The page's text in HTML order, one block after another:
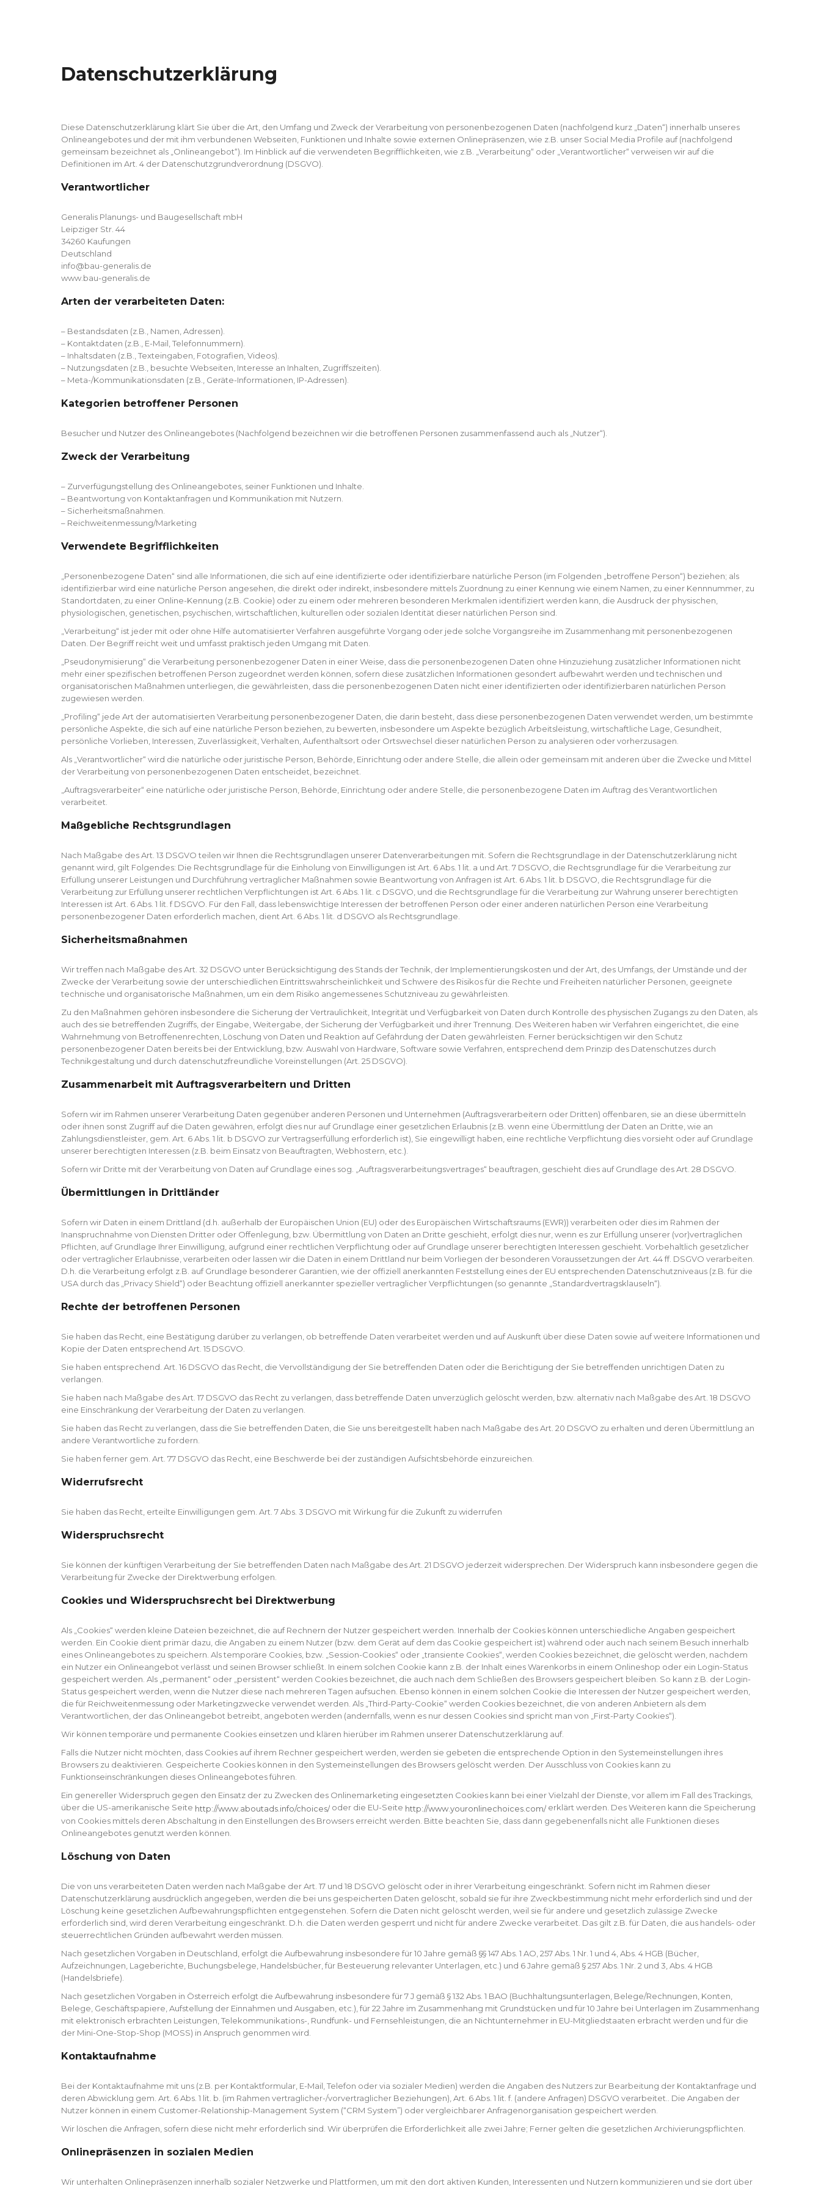
Datenschutzerklärung
Diese Datenschutzerklärung klärt Sie über die Art, den Umfang und Zweck der Verarbeitung von personenbezogenen Daten (nachfolgend kurz „Daten“) innerhalb unseres
Onlineangebotes und der mit ihm verbundenen Webseiten, Funktionen und Inhalte sowie externen Onlinepräsenzen, wie z.B. unser Social Media Profile auf (nachfolgend
gemeinsam bezeichnet als „Onlineangebot“). Im Hinblick auf die verwendeten Begrifflichkeiten, wie z.B. „Verarbeitung“ oder „Verantwortlicher“ verweisen wir auf die
Definitionen im Art. 4 der Datenschutzgrundverordnung (DSGVO).
Verantwortlicher
Generalis Planungs- und Baugesellschaft mbH
Leipziger Str. 44
34260 Kaufungen
Deutschland
info@bau-generalis.de
www.bau-generalis.de
Arten der verarbeiteten Daten:
– Bestandsdaten (z.B., Namen, Adressen).
– Kontaktdaten (z.B., E-Mail, Telefonnummern).
– Inhaltsdaten (z.B., Texteingaben, Fotografien, Videos).
– Nutzungsdaten (z.B., besuchte Webseiten, Interesse an Inhalten, Zugriffszeiten).
– Meta-/Kommunikationsdaten (z.B., Geräte-Informationen, IP-Adressen).
Kategorien betroffener Personen
Besucher und Nutzer des Onlineangebotes (Nachfolgend bezeichnen wir die betroffenen Personen zusammenfassend auch als „Nutzer“).
Zweck der Verarbeitung
– Zurverfügungstellung des Onlineangebotes, seiner Funktionen und Inhalte.
– Beantwortung von Kontaktanfragen und Kommunikation mit Nutzern.
– Sicherheitsmaßnahmen.
– Reichweitenmessung/Marketing
Verwendete Begrifflichkeiten
„Personenbezogene Daten“ sind alle Informationen, die sich auf eine identifizierte oder identifizierbare natürliche Person (im Folgenden „betroffene Person“) beziehen; als
identifizierbar wird eine natürliche Person angesehen, die direkt oder indirekt, insbesondere mittels Zuordnung zu einer Kennung wie einem Namen, zu einer Kennnummer, zu
Standortdaten, zu einer Online-Kennung (z.B. Cookie) oder zu einem oder mehreren besonderen Merkmalen identifiziert werden kann, die Ausdruck der physischen,
physiologischen, genetischen, psychischen, wirtschaftlichen, kulturellen oder sozialen Identität dieser natürlichen Person sind.
„Verarbeitung“ ist jeder mit oder ohne Hilfe automatisierter Verfahren ausgeführte Vorgang oder jede solche Vorgangsreihe im Zusammenhang mit personenbezogenen
Daten. Der Begriff reicht weit und umfasst praktisch jeden Umgang mit Daten.
„Pseudonymisierung“ die Verarbeitung personenbezogener Daten in einer Weise, dass die personenbezogenen Daten ohne Hinzuziehung zusätzlicher Informationen nicht
mehr einer spezifischen betroffenen Person zugeordnet werden können, sofern diese zusätzlichen Informationen gesondert aufbewahrt werden und technischen und
organisatorischen Maßnahmen unterliegen, die gewährleisten, dass die personenbezogenen Daten nicht einer identifizierten oder identifizierbaren natürlichen Person
zugewiesen werden.
„Profiling“ jede Art der automatisierten Verarbeitung personenbezogener Daten, die darin besteht, dass diese personenbezogenen Daten verwendet werden, um bestimmte
persönliche Aspekte, die sich auf eine natürliche Person beziehen, zu bewerten, insbesondere um Aspekte bezüglich Arbeitsleistung, wirtschaftliche Lage, Gesundheit,
persönliche Vorlieben, Interessen, Zuverlässigkeit, Verhalten, Aufenthaltsort oder Ortswechsel dieser natürlichen Person zu analysieren oder vorherzusagen.
Als „Verantwortlicher“ wird die natürliche oder juristische Person, Behörde, Einrichtung oder andere Stelle, die allein oder gemeinsam mit anderen über die Zwecke und Mittel
der Verarbeitung von personenbezogenen Daten entscheidet, bezeichnet.
„Auftragsverarbeiter“ eine natürliche oder juristische Person, Behörde, Einrichtung oder andere Stelle, die personenbezogene Daten im Auftrag des Verantwortlichen
verarbeitet.
Maßgebliche Rechtsgrundlagen
Nach Maßgabe des Art. 13 DSGVO teilen wir Ihnen die Rechtsgrundlagen unserer Datenverarbeitungen mit. Sofern die Rechtsgrundlage in der Datenschutzerklärung nicht
genannt wird, gilt Folgendes: Die Rechtsgrundlage für die Einholung von Einwilligungen ist Art. 6 Abs. 1 lit. a und Art. 7 DSGVO, die Rechtsgrundlage für die Verarbeitung zur
Erfüllung unserer Leistungen und Durchführung vertraglicher Maßnahmen sowie Beantwortung von Anfragen ist Art. 6 Abs. 1 lit. b DSGVO, die Rechtsgrundlage für die
Verarbeitung zur Erfüllung unserer rechtlichen Verpflichtungen ist Art. 6 Abs. 1 lit. c DSGVO, und die Rechtsgrundlage für die Verarbeitung zur Wahrung unserer berechtigten
Interessen ist Art. 6 Abs. 1 lit. f DSGVO. Für den Fall, dass lebenswichtige Interessen der betroffenen Person oder einer anderen natürlichen Person eine Verarbeitung
personenbezogener Daten erforderlich machen, dient Art. 6 Abs. 1 lit. d DSGVO als Rechtsgrundlage.
Sicherheitsmaßnahmen
Wir treffen nach Maßgabe des Art. 32 DSGVO unter Berücksichtigung des Stands der Technik, der Implementierungskosten und der Art, des Umfangs, der Umstände und der
Zwecke der Verarbeitung sowie der unterschiedlichen Eintrittswahrscheinlichkeit und Schwere des Risikos für die Rechte und Freiheiten natürlicher Personen, geeignete
technische und organisatorische Maßnahmen, um ein dem Risiko angemessenes Schutzniveau zu gewährleisten.
Zu den Maßnahmen gehören insbesondere die Sicherung der Vertraulichkeit, Integrität und Verfügbarkeit von Daten durch Kontrolle des physischen Zugangs zu den Daten, als
auch des sie betreffenden Zugriffs, der Eingabe, Weitergabe, der Sicherung der Verfügbarkeit und ihrer Trennung. Des Weiteren haben wir Verfahren eingerichtet, die eine
Wahrnehmung von Betroffenenrechten, Löschung von Daten und Reaktion auf Gefährdung der Daten gewährleisten. Ferner berücksichtigen wir den Schutz
personenbezogener Daten bereits bei der Entwicklung, bzw. Auswahl von Hardware, Software sowie Verfahren, entsprechend dem Prinzip des Datenschutzes durch
Technikgestaltung und durch datenschutzfreundliche Voreinstellungen (Art. 25 DSGVO).
Zusammenarbeit mit Auftragsverarbeitern und Dritten
Sofern wir im Rahmen unserer Verarbeitung Daten gegenüber anderen Personen und Unternehmen (Auftragsverarbeitern oder Dritten) offenbaren, sie an diese übermitteln
oder ihnen sonst Zugriff auf die Daten gewähren, erfolgt dies nur auf Grundlage einer gesetzlichen Erlaubnis (z.B. wenn eine Übermittlung der Daten an Dritte, wie an
Zahlungsdienstleister, gem. Art. 6 Abs. 1 lit. b DSGVO zur Vertragserfüllung erforderlich ist), Sie eingewilligt haben, eine rechtliche Verpflichtung dies vorsieht oder auf Grundlage
unserer berechtigten Interessen (z.B. beim Einsatz von Beauftragten, Webhostern, etc.).
Sofern wir Dritte mit der Verarbeitung von Daten auf Grundlage eines sog. „Auftragsverarbeitungsvertrages“ beauftragen, geschieht dies auf Grundlage des Art. 28 DSGVO.
Übermittlungen in Drittländer
Sofern wir Daten in einem Drittland (d.h. außerhalb der Europäischen Union (EU) oder des Europäischen Wirtschaftsraums (EWR)) verarbeiten oder dies im Rahmen der
Inanspruchnahme von Diensten Dritter oder Offenlegung, bzw. Übermittlung von Daten an Dritte geschieht, erfolgt dies nur, wenn es zur Erfüllung unserer (vor)vertraglichen
Pflichten, auf Grundlage Ihrer Einwilligung, aufgrund einer rechtlichen Verpflichtung oder auf Grundlage unserer berechtigten Interessen geschieht. Vorbehaltlich gesetzlicher
oder vertraglicher Erlaubnisse, verarbeiten oder lassen wir die Daten in einem Drittland nur beim Vorliegen der besonderen Voraussetzungen der Art. 44 ff. DSGVO verarbeiten.
D.h. die Verarbeitung erfolgt z.B. auf Grundlage besonderer Garantien, wie der offiziell anerkannten Feststellung eines der EU entsprechenden Datenschutzniveaus (z.B. für die
USA durch das „Privacy Shield“) oder Beachtung offiziell anerkannter spezieller vertraglicher Verpflichtungen (so genannte „Standardvertragsklauseln“).
Rechte der betroffenen Personen
Sie haben das Recht, eine Bestätigung darüber zu verlangen, ob betreffende Daten verarbeitet werden und auf Auskunft über diese Daten sowie auf weitere Informationen und
Kopie der Daten entsprechend Art. 15 DSGVO.
Sie haben entsprechend. Art. 16 DSGVO das Recht, die Vervollständigung der Sie betreffenden Daten oder die Berichtigung der Sie betreffenden unrichtigen Daten zu
verlangen.
Sie haben nach Maßgabe des Art. 17 DSGVO das Recht zu verlangen, dass betreffende Daten unverzüglich gelöscht werden, bzw. alternativ nach Maßgabe des Art. 18 DSGVO
eine Einschränkung der Verarbeitung der Daten zu verlangen.
Sie haben das Recht zu verlangen, dass die Sie betreffenden Daten, die Sie uns bereitgestellt haben nach Maßgabe des Art. 20 DSGVO zu erhalten und deren Übermittlung an
andere Verantwortliche zu fordern.
Sie haben ferner gem. Art. 77 DSGVO das Recht, eine Beschwerde bei der zuständigen Aufsichtsbehörde einzureichen.
Widerrufsrecht
Sie haben das Recht, erteilte Einwilligungen gem. Art. 7 Abs. 3 DSGVO mit Wirkung für die Zukunft zu widerrufen
Widerspruchsrecht
Sie können der künftigen Verarbeitung der Sie betreffenden Daten nach Maßgabe des Art. 21 DSGVO jederzeit widersprechen. Der Widerspruch kann insbesondere gegen die
Verarbeitung für Zwecke der Direktwerbung erfolgen.
Cookies und Widerspruchsrecht bei Direktwerbung
Als „Cookies“ werden kleine Dateien bezeichnet, die auf Rechnern der Nutzer gespeichert werden. Innerhalb der Cookies können unterschiedliche Angaben gespeichert
werden. Ein Cookie dient primär dazu, die Angaben zu einem Nutzer (bzw. dem Gerät auf dem das Cookie gespeichert ist) während oder auch nach seinem Besuch innerhalb
eines Onlineangebotes zu speichern. Als temporäre Cookies, bzw. „Session-Cookies“ oder „transiente Cookies“, werden Cookies bezeichnet, die gelöscht werden, nachdem
ein Nutzer ein Onlineangebot verlässt und seinen Browser schließt. In einem solchen Cookie kann z.B. der Inhalt eines Warenkorbs in einem Onlineshop oder ein Login-Status
gespeichert werden. Als „permanent“ oder „persistent“ werden Cookies bezeichnet, die auch nach dem Schließen des Browsers gespeichert bleiben. So kann z.B. der Login-
Status gespeichert werden, wenn die Nutzer diese nach mehreren Tagen aufsuchen. Ebenso können in einem solchen Cookie die Interessen der Nutzer gespeichert werden,
die für Reichweitenmessung oder Marketingzwecke verwendet werden. Als „Third-Party-Cookie“ werden Cookies bezeichnet, die von anderen Anbietern als dem
Verantwortlichen, der das Onlineangebot betreibt, angeboten werden (andernfalls, wenn es nur dessen Cookies sind spricht man von „First-Party Cookies“).
Wir können temporäre und permanente Cookies einsetzen und klären hierüber im Rahmen unserer Datenschutzerklärung auf.
Falls die Nutzer nicht möchten, dass Cookies auf ihrem Rechner gespeichert werden, werden sie gebeten die entsprechende Option in den Systemeinstellungen ihres
Browsers zu deaktivieren. Gespeicherte Cookies können in den Systemeinstellungen des Browsers gelöscht werden. Der Ausschluss von Cookies kann zu
Funktionseinschränkungen dieses Onlineangebotes führen.
Ein genereller Widerspruch gegen den Einsatz der zu Zwecken des Onlinemarketing eingesetzten Cookies kann bei einer Vielzahl der Dienste, vor allem im Fall des Trackings,
über die US-amerikanische Seite http://www.aboutads.info/choices/
http://www.aboutads.info/choices/
oder die EU-Seite http://www.youronlinechoices.com/
http://www.youronlinechoices.com/
erklärt werden. Des Weiteren kann die Speicherung
von Cookies mittels deren Abschaltung in den Einstellungen des Browsers erreicht werden. Bitte beachten Sie, dass dann gegebenenfalls nicht alle Funktionen dieses
Onlineangebotes genutzt werden können.
Löschung von Daten
Die von uns verarbeiteten Daten werden nach Maßgabe der Art. 17 und 18 DSGVO gelöscht oder in ihrer Verarbeitung eingeschränkt. Sofern nicht im Rahmen dieser
Datenschutzerklärung ausdrücklich angegeben, werden die bei uns gespeicherten Daten gelöscht, sobald sie für ihre Zweckbestimmung nicht mehr erforderlich sind und der
Löschung keine gesetzlichen Aufbewahrungspflichten entgegenstehen. Sofern die Daten nicht gelöscht werden, weil sie für andere und gesetzlich zulässige Zwecke
erforderlich sind, wird deren Verarbeitung eingeschränkt. D.h. die Daten werden gesperrt und nicht für andere Zwecke verarbeitet. Das gilt z.B. für Daten, die aus handels- oder
steuerrechtlichen Gründen aufbewahrt werden müssen.
Nach gesetzlichen Vorgaben in Deutschland, erfolgt die Aufbewahrung insbesondere für 10 Jahre gemäß §§ 147 Abs. 1 AO, 257 Abs. 1 Nr. 1 und 4, Abs. 4 HGB (Bücher,
Aufzeichnungen, Lageberichte, Buchungsbelege, Handelsbücher, für Besteuerung relevanter Unterlagen, etc.) und 6 Jahre gemäß § 257 Abs. 1 Nr. 2 und 3, Abs. 4 HGB
(Handelsbriefe).
Nach gesetzlichen Vorgaben in Österreich erfolgt die Aufbewahrung insbesondere für 7 J gemäß § 132 Abs. 1 BAO (Buchhaltungsunterlagen, Belege/Rechnungen, Konten,
Belege, Geschäftspapiere, Aufstellung der Einnahmen und Ausgaben, etc.), für 22 Jahre im Zusammenhang mit Grundstücken und für 10 Jahre bei Unterlagen im Zusammenhang
mit elektronisch erbrachten Leistungen, Telekommunikations-, Rundfunk- und Fernsehleistungen, die an Nichtunternehmer in EU-Mitgliedstaaten erbracht werden und für die
der Mini-One-Stop-Shop (MOSS) in Anspruch genommen wird.
Kontaktaufnahme
Bei der Kontaktaufnahme mit uns (z.B. per Kontaktformular, E-Mail, Telefon oder via sozialer Medien) werden die Angaben des Nutzers zur Bearbeitung der Kontaktanfrage und
deren Abwicklung gem. Art. 6 Abs. 1 lit. b. (im Rahmen vertraglicher-/vorvertraglicher Beziehungen), Art. 6 Abs. 1 lit. f. (andere Anfragen) DSGVO verarbeitet.. Die Angaben der
Nutzer können in einem Customer-Relationship-Management System (“CRM System”) oder vergleichbarer Anfragenorganisation gespeichert werden.
Wir löschen die Anfragen, sofern diese nicht mehr erforderlich sind. Wir überprüfen die Erforderlichkeit alle zwei Jahre; Ferner gelten die gesetzlichen Archivierungspflichten.
Onlinepräsenzen in sozialen Medien
Wir unterhalten Onlinepräsenzen innerhalb sozialer Netzwerke und Plattformen, um mit den dort aktiven Kunden, Interessenten und Nutzern kommunizieren und sie dort über